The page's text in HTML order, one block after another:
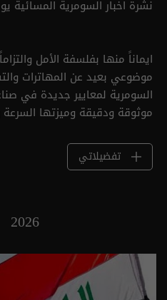
نشرة اخبار السومرية المسائية
ايماناً منها بفلسفة الأمل
موضوعي بعيد عن المهاترات
السومرية لمعايير جديدة في
موثوقة ودقيقة وميزتها السرعة
تفضيلاتي
2026